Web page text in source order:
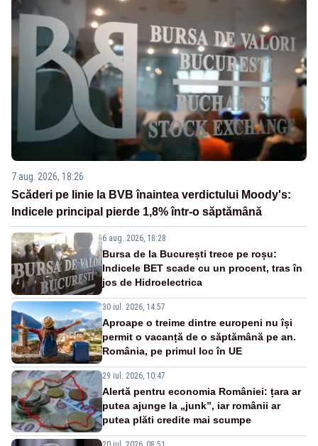
7 aug. 2026, 18:26
Scăderi pe linie la BVB înaintea verdictului Moody's:
Indicele principal pierde 1,8% într-o săptămână
6 aug. 2026, 18:28
Bursa de la București trece pe roșu:
Indicele BET scade cu un procent, tras în
jos de Hidroelectrica
30 iul. 2026, 14:57
Aproape o treime dintre europeni nu își
permit o vacanță de o săptămână pe an.
România, pe primul loc în UE
29 iul. 2026, 10:47
Alertă pentru economia României: țara ar
putea ajunge la „junk”, iar românii ar
putea plăti credite mai scumpe